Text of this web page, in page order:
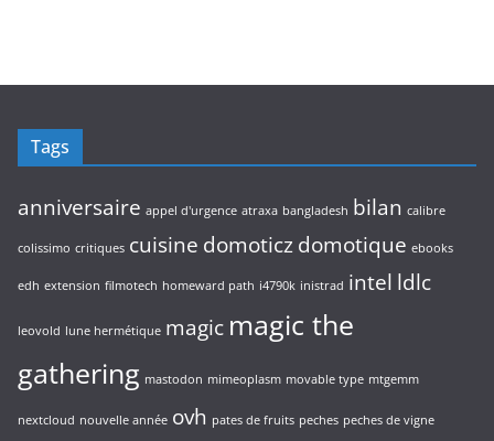
Tags
anniversaire appel d'urgence atraxa bangladesh bilan calibre
colissimo critiques cuisine domoticzdomotique ebooks
edh extension filmotech homeward path i4790k inistrad intel ldlc
leovold lune hermétique magic magic the
gathering mastodon mimeoplasm movable type mtgemm
nextcloud nouvelle année ovh pates de fruits peches peches de vigne